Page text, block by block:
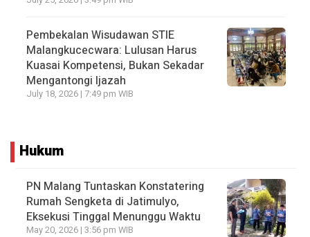
Pembekalan Wisudawan STIE
Malangkucecwara: Lulusan Harus
Kuasai Kompetensi, Bukan Sekadar
Mengantongi Ijazah
July 18, 2026 | 7:49 pm WIB
Hukum
PN Malang Tuntaskan Konstatering
Rumah Sengketa di Jatimulyo,
Eksekusi Tinggal Menunggu Waktu
May 20, 2026 | 3:56 pm WIB